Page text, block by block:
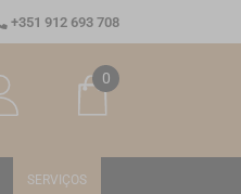
+351 912 693 708
0
SERVIÇOS